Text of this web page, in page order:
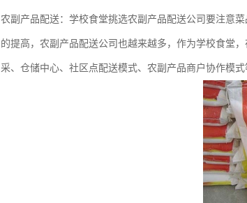
农副产品配送：学校食堂挑选农副产品配送公司要注意
的提高，农副产品配送公司也越来越多，作为学校食堂
采、仓储中心、社区点配送模式、农副产品商户协作模式